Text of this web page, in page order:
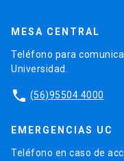
MESA CENTRAL
Teléfono para
Universidad.
phone (56)95504 4000
EMERGENCIAS UC
Teléfono en caso de